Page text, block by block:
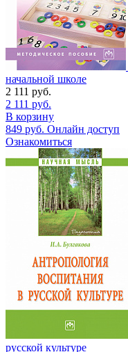
начальной школе
2 111 руб.
2 111 руб.
В корзину
849 руб. Онлайн доступ
Ознакомиться
русской культуре